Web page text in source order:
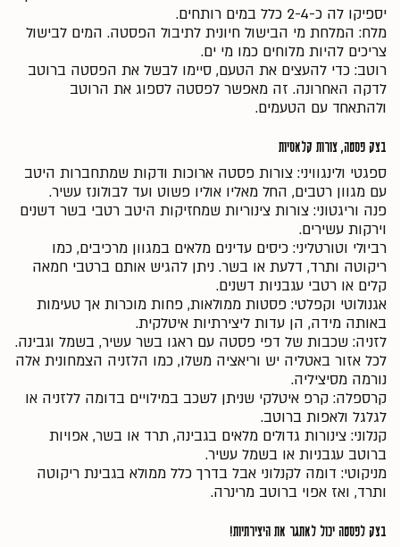
יספיקו לה כ-2-4 כלל במים רותחים.
מלח: המלחת מי הבישול חיונית לתיבול הפסטה. המים לבישול
צריכים להיות מלוחים כמו מי ים.
רוטב: כדי להעצים את הטעם, סיימו לבשל את הפסטה ברוטב
לדקה האחרונה. זה מאפשר לפסטה לספוג את הרוטב
ולהתאחד עם הטעמים.
בצק פסטה, צורות קלאסיות
ספגטי ולינגוויני: צורות פסטה ארוכות ודקות שמתחברות היטב
עם מגוון רטבים, החל מאליו אוליו פשוט ועד לבולונז עשיר.
פנה וריגטוני: צורות צינוריות שמחזיקות היטב רטבי בשר דשנים
וירקות עשירים.
רביולי וטורטליני: כיסים עדינים מלאים במגוון מרכיבים, כמו
ריקוטה ותרד, דלעת או בשר. ניתן להגיש אותם ברטבי חמאה
קלים או רטבי עגבניות דשנים.
אגנולוטי וקפלטי: פסטות ממולאות, פחות מוכרות אך טעימות
באותה מידה, הן עדות ליצירתיות איטלקית.
לזניה: שכבות של דפי פסטה עם ראגו בשר עשיר, בשמל וגבינה.
לכל אזור באטליה יש וריאציה משלו, כמו הלזניה הצמחונית אלה
נורמה מסיציליה.
קרספלה: קרפ איטלקי שניתן לשכב במילויים בדומה ללזניה או
לגלגל ולאפות ברוטב.
קנלוני: צינורות גדולים מלאים בגבינה, תרד או בשר, אפויות
ברוטב עגבניות או בשמל עשיר.
מניקוטי: דומה לקנלוני אבל בדרך כלל ממולא בגבינת ריקוטה
ותרד, ואז אפוי ברוטב מרינרה.
בצק לפסטה יכול לאתגר את היצירתיות!